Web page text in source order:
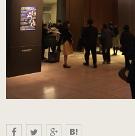
（22.0～25.5cm）
プロ用（ヒール高7.5cm）
オーロラブラック婦人用
（22.0～25.5cm）
キラ・シルバー婦人用